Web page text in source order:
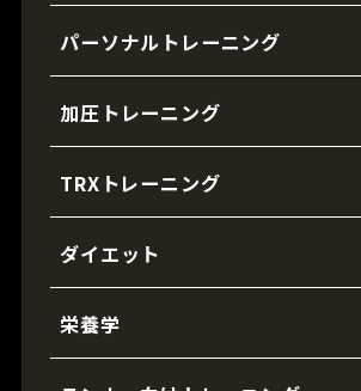
パーソナルトレーニング
加圧トレーニング
TRXトレーニング
ダイエット
栄養学